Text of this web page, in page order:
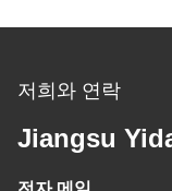
저희와 연락
Jiangsu